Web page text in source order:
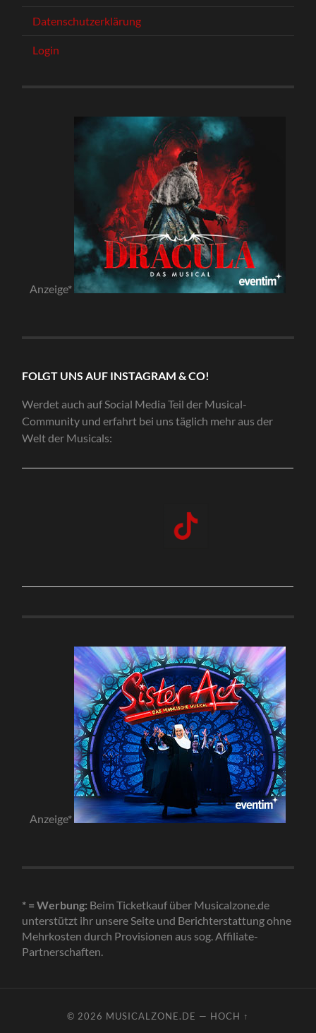
Datenschutzerklärung
Login
Anzeige*
FOLGT UNS AUF INSTAGRAM & CO!
Werdet auch auf Social Media Teil der Musical-
Community und erfahrt bei uns täglich mehr aus der
Welt der Musicals:
Anzeige*
* = Werbung: Beim Ticketkauf über Musicalzone.de
unterstützt ihr unsere Seite und Berichterstattung ohne
Mehrkosten durch Provisionen aus sog. Affiliate-
Partnerschaften.
© 2026 MUSICALZONE.DE — HOCH ↑